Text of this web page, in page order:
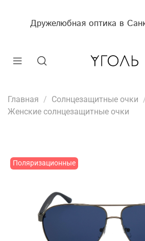
Дружелюбная оптика в
Главная
Солнцезащитные очки
Женские солнцезащитные очки
Поляризационные